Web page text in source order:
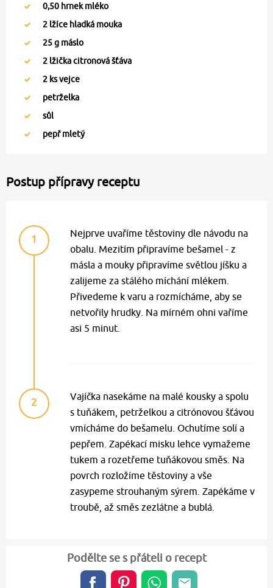
0,50 hrnek mléko
2 lžíce hladká mouka
25g máslo
2 lžička citronová šťáva
2 ks vejce
petrželka
sůl
pepř mletý
Postup přípravy receptu
1
Nejprve uvaříme těstoviny dle návodu na
obalu. Mezitím připravíme bešamel - z
másla a mouky připravíme světlou jíšku a
zalijeme za stálého míchání mlékem.
Přivedeme k varu a rozmícháme, aby se
netvořily hrudky. Na mírném ohni vaříme
asi 5 minut.
2
Vajíčka nasekáme na malé kousky a spolu
s tuňákem, petrželkou a citrónovou šťávou
vmícháme do bešamelu. Ochutíme solí a
pepřem. Zapékací misku lehce vymažeme
tukem a rozetřeme tuňákovou směs. Na
povrch rozložíme těstoviny a vše
zasypeme strouhaným sýrem. Zapékáme v
troubě, až směs zezlátne a bublá.
Podělte se s přáteli o recept